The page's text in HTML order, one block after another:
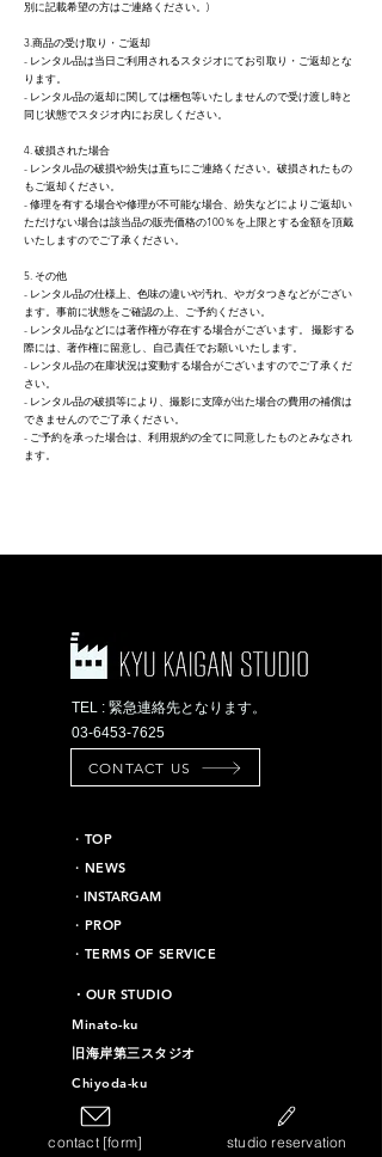
別に記載希望の方はご連絡ください。)
3.商品の受け取り・ご返却
- レンタル品は当日ご利用されるスタジオにてお引取り・ご返却とな
ります。
- レンタル品の返却に関しては梱包等いたしませんので受け渡し時と
同じ状態でスタジオ内にお戻しください。
4. 破損された場合
- レンタル品の破損や紛失は直ちにご連絡ください。破損されたもの
もご返却ください。
- 修理を有する場合や修理が不可能な場合、紛失などによりご返却い
ただけない場合は該当品の販売価格の100％を上限とする金額を頂戴
いたしますのでご了承ください。
5. その他
- レンタル品の仕様上、色味の違いや汚れ、やガタつきなどがござい
ます。事前に状態をご確認の上、ご予約ください。
- レンタル品などには著作権が存在する場合がございます。 撮影する
際には、著作権に留意し、自己責任でお願いいたします。
- レンタル品の在庫状況は変動する場合がございますのでご了承くだ
さい。
- レンタル品の破損等により、撮影に支障が出た場合の費用の補償は
できませんのでご了承ください。
- ご予約を承った場合は、利用規約の全てに同意したものとみなされ
ます。
TEL : 緊急連絡先となります。
03-6453-7625
CONTACT US
​・TOP
・NEWS
​・INSTARGAM
・PROP
・TERMS OF SERVICE
​・OUR STUDIO
Minato-ku
旧海岸第三スタジオ
Chiyoda-ku
旧海岸第十六スタジオ
Taito-ku
contact [form] studio reservation